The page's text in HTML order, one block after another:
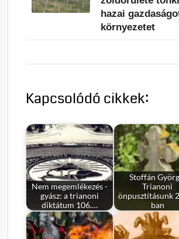
hazai
környezetet
Kapcsolódó cikkek:
Nem megemlékezés -
gyász: a trianoni
diktátum 106.…
Stoffán
Trianoni
önpusztításunk
ban